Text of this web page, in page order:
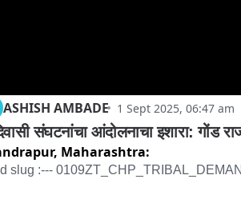
ASHISH AMBADE 1 Sept 2025, 06:47 am
संघटनांचा आंदोलनाचा इशारा: गोंड
Maharashtra:
slug :---